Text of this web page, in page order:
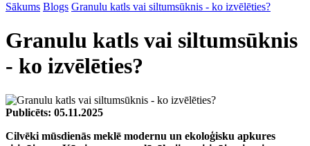
Sākums Blogs Granulu katls vai siltumsūknis - ko izvēlēties?
Granulu katls vai siltumsūknis
- ko izvēlēties?
Publicēts: 05.11.2025
Cilvēki mūsdienās meklē modernu un ekoloģisku apkures